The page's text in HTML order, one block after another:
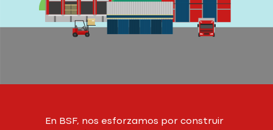
En BSF, nos esforzamos por construir